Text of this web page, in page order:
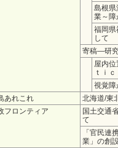
島根県
業～障
福岡県
して
寄稿―研
屋内
ｔｉ
視覚障
あれこれ
北海道/東
フロンティア
国土交通
て
「官民連
業」の創